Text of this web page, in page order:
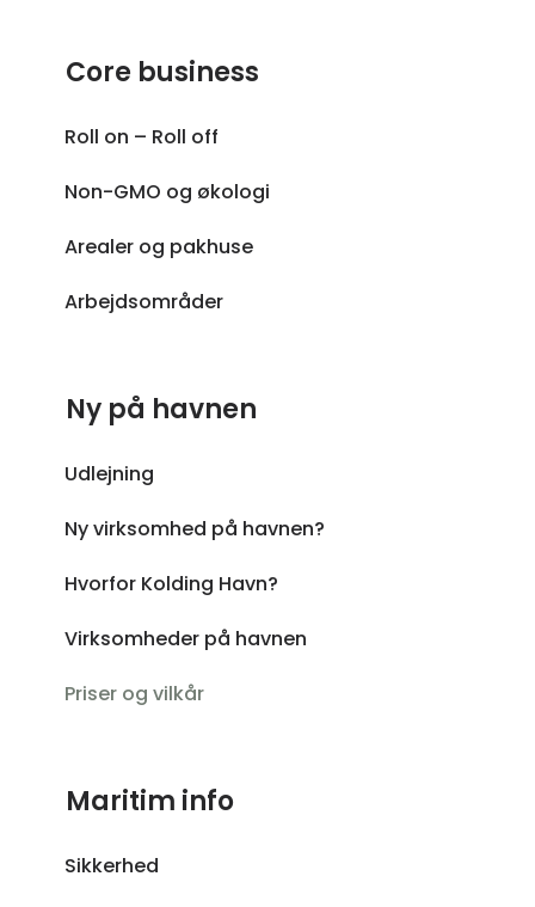
Core business
Roll on – Roll off
Non-GMO og økologi
Arealer og pakhuse
Arbejdsområder
Ny på havnen
Udlejning
Ny virksomhed på havnen?
Hvorfor Kolding Havn?
Virksomheder på havnen
Priser og vilkår
Maritim info
Sikkerhed